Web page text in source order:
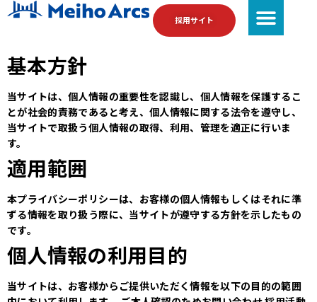
採用サイト
基本方針
当サイトは、個人情報の重要性を認識し、個人情報を保護するこ
とが社会的責務であると考え、個人情報に関する法令を遵守し、
当サイトで取扱う個人情報の取得、利用、管理を適正に行いま
す。
適用範囲
本プライバシーポリシーは、お客様の個人情報もしくはそれに準
ずる情報を取り扱う際に、当サイトが遵守する方針を示したもの
です。
個人情報の利用目的
当サイトは、お客様からご提供いただく情報を以下の目的の範囲